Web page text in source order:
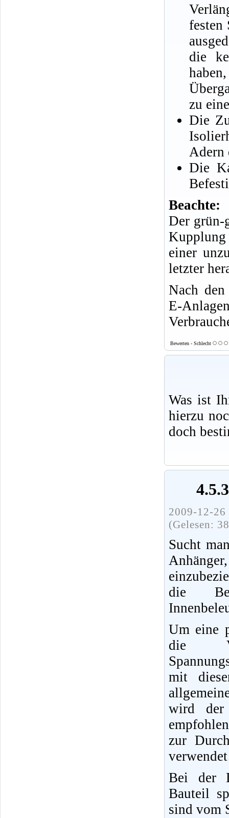
festen
die
zu
Die
Adern
Die
Beachte:
Der grün-
Kupplung
einer
letzter
Nach
E-
Bewerten - Schlecht
Was ist
hierzu
doch
2009-12-
(Gelesen:
Sucht
die
Um eine
die
mit
wird der
zur
Bei der
Bauteil
sind vom